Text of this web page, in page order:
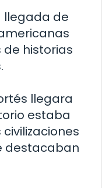
llegada de
de historias
llegara
estaba
destacaban